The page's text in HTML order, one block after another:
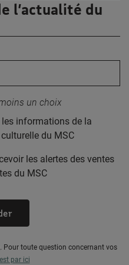
l’actualité du
un choix
informations de la
du MSC
les alertes des ventes
du MSC
. Pour toute question concernant vos
par ici